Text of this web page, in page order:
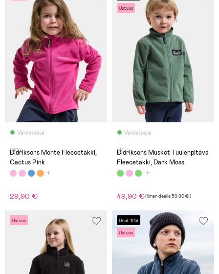
Varastossa
(20)
Didriksons Monte Fleecetakki,
Cactus Pink
29,90 €
Uutuus
Varastossa
(1)
Didriksons Muskot Tuulenpitävä
Fleecetakki, Dark Moss
49,90 €(Ilman dealia59,90 €)
Uutuus Deal -15%
Uutuus